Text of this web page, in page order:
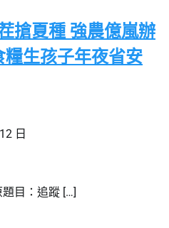
搶夏種 強農億嵐辦
生孩子年夜省安
日
目：追蹤 […]